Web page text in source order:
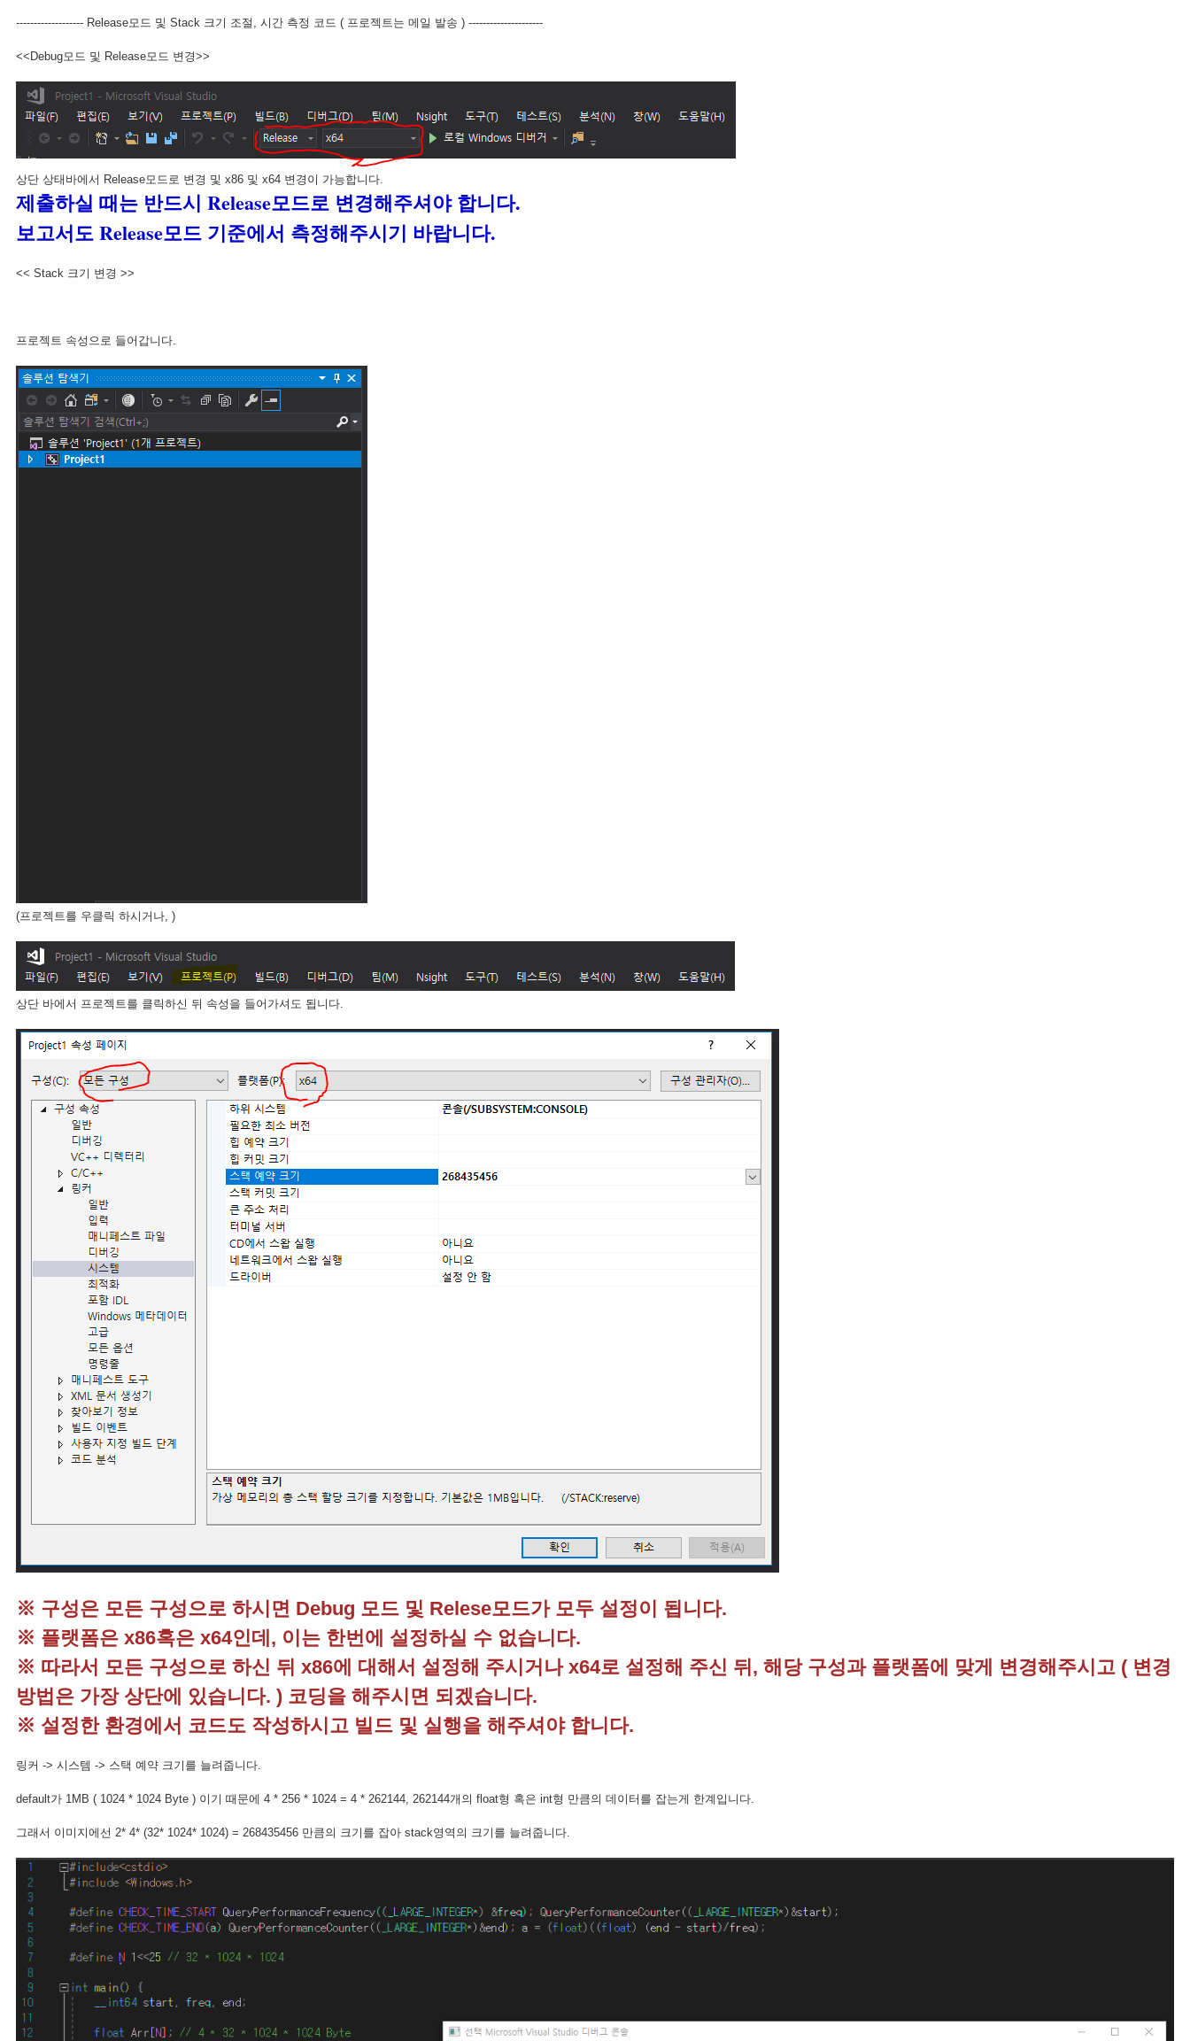
------------------- Release모드 및 Stack 크기 조절, 시간 측정 코드 ( 프로젝트는 메일 발송 ) ---------------------
<<Debug모드 및 Release모드 변경>>
상단 상태바에서 Release모드로 변경 및 x86 및 x64 변경이 가능합니다.
제출하실 때는 반드시 Release모드로 변경해주셔야 합니다.
보고서도 Release모드 기준에서 측정해주시기 바랍니다.
<< Stack 크기 변경 >>
프로젝트 속성으로 들어갑니다.
(프로젝트를 우클릭 하시거나, )
상단 바에서 프로젝트를 클릭하신 뒤 속성을 들어가셔도 됩니다.
※ 구성은 모든 구성으로 하시면 Debug 모드 및 Relese모드가 모두 설정이 됩니다.
※ 플랫폼은 x86혹은 x64인데, 이는 한번에 설정하실 수 없습니다.
※ 따라서 모든 구성으로 하신 뒤 x86에 대해서 설정해 주시거나 x64로 설정해 주신 뒤, 해당 구성과 플랫폼에 맞게 변경해주시고 ( 변경
방법은 가장 상단에 있습니다. ) 코딩을 해주시면 되겠습니다.
※ 설정한 환경에서 코드도 작성하시고 빌드 및 실행을 해주셔야 합니다.
링커 -> 시스템 -> 스택 예약 크기를 늘려줍니다.
default가 1MB ( 1024 * 1024 Byte ) 이기 때문에 4 * 256 * 1024 = 4 * 262144, 262144개의 float형 혹은 int형 만큼의 데이터를 잡는게 한계입니다.
그래서 이미지에선 2* 4* (32* 1024* 1024) = 268435456 만큼의 크기를 잡아 stack영역의 크기를 늘려줍니다.